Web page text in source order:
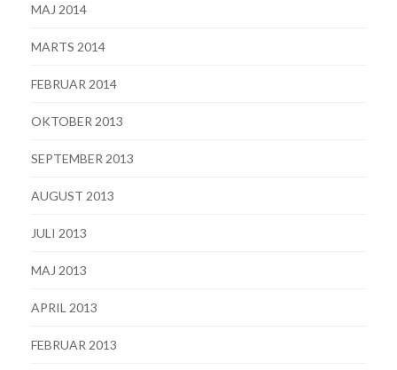
MAJ 2014
MARTS 2014
FEBRUAR 2014
OKTOBER 2013
SEPTEMBER 2013
AUGUST 2013
JULI 2013
MAJ 2013
APRIL 2013
FEBRUAR 2013